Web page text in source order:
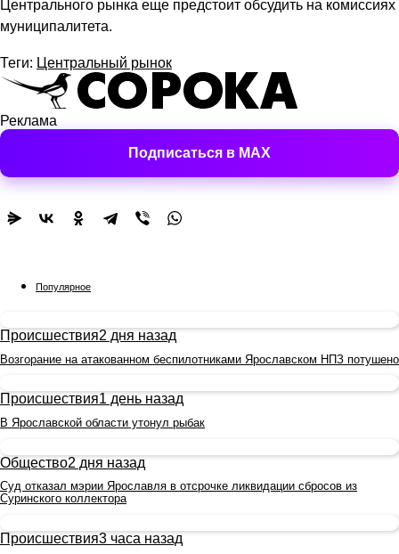
Центрального рынка еще предстоит обсудить на комиссиях
муниципалитета.
Теги: Центральный рынок
Реклама
Подписаться в MAX
Популярное
Происшествия2 дня назад
Возгорание на атакованном беспилотниками Ярославском НПЗ потушено
Происшествия1 день назад
В Ярославской области утонул рыбак
Общество2 дня назад
Суд отказал мэрии Ярославля в отсрочке ликвидации сбросов из
Суринского коллектора
Происшествия3 часа назад